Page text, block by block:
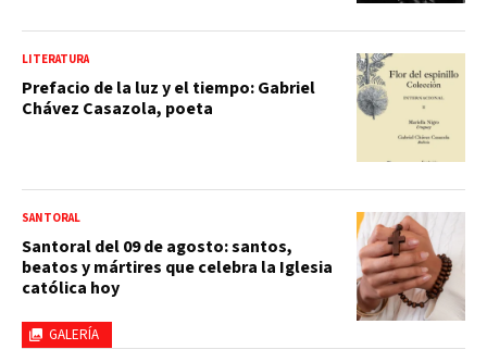
LITERATURA
Prefacio de la luz y el tiempo: Gabriel
Chávez Casazola, poeta
GALERÍA
SANTORAL
Santoral del 09 de agosto: santos,
beatos y mártires que celebra la Iglesia
católica hoy